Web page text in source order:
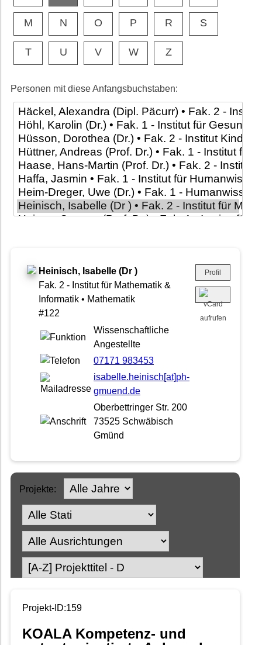
M N O P R S
T U V W Z
Personen mit diese Anfangsbuchstaben:
Heinisch, Isabelle (Dr )
Fak. 2 - Institut für Mathematik &
Informatik • Mathematik
#122
Wissenschaftliche
Angestellte
07171 983453
isabelle.heinisch[at]ph-
gmuend.de
Oberbettringer Str. 200
73525 Schwäbisch
Gmünd
Profil
Projekte:
Projekt-ID:159
KOALA Kompetenz- und